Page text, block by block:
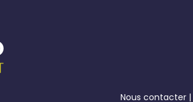
Nous contacter |